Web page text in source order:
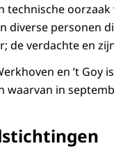
technische
diverse personen
de verdachte en
en ’t
waarvan in